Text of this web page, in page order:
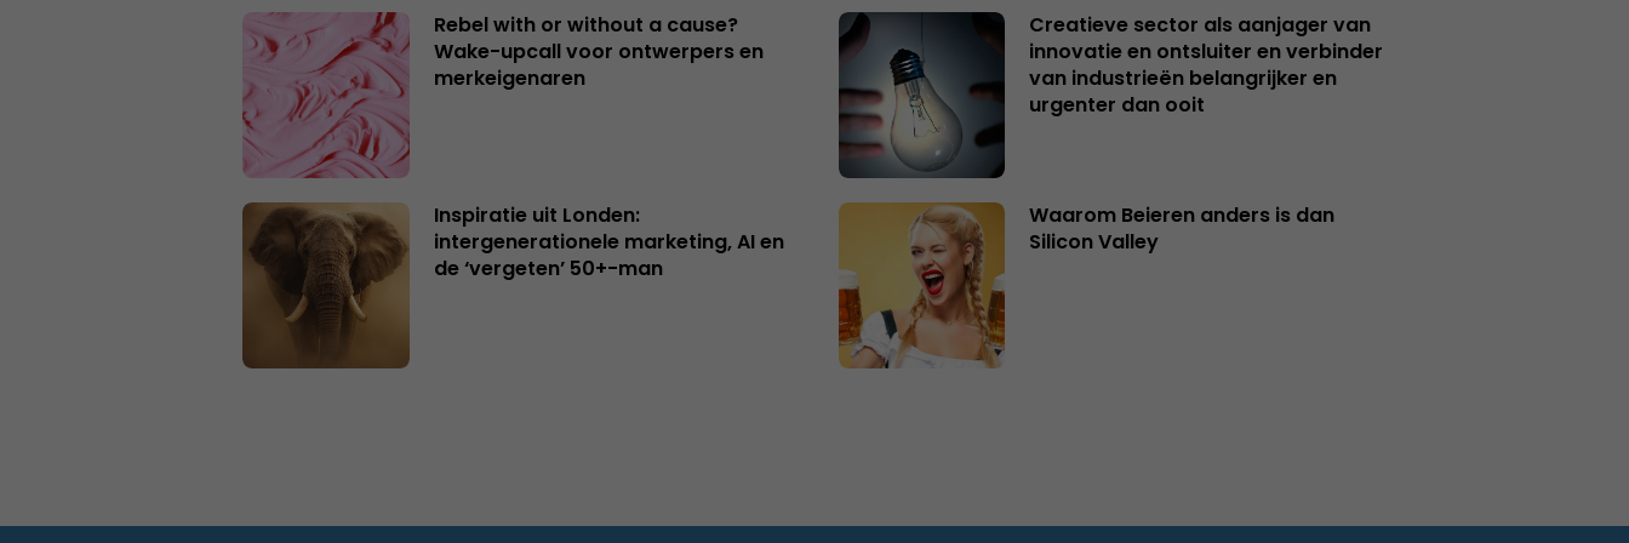
Rebel with or without a cause?
Wake-upcall voor ontwerpers en
merkeigenaren
Creatieve sector als aanjager van
innovatie en ontsluiter en verbinder
van industrieën belangrijker en
urgenter dan ooit
Inspiratie uit Londen:
intergenerationele marketing, AI en
de ‘vergeten’ 50+-man
Waarom Beieren anders is dan
Silicon Valley